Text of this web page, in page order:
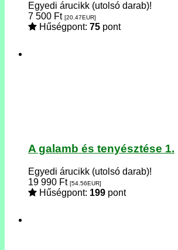
Egyedi árucikk (utolsó darab)!
7 500 Ft [20.47EUR]
Hűségpont: 75 pont
A galamb és tenyésztése 1.
Egyedi árucikk (utolsó darab)!
19 990 Ft [54.56EUR]
Hűségpont: 199 pont